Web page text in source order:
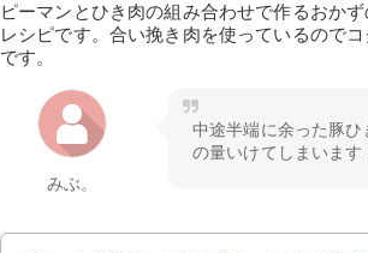
ピーマンとひき肉の組み合わせで作るおか
レシピです。合い挽き肉を使っているので
です。
みぶ。
中途半端に余った豚
の量いけてしまいます